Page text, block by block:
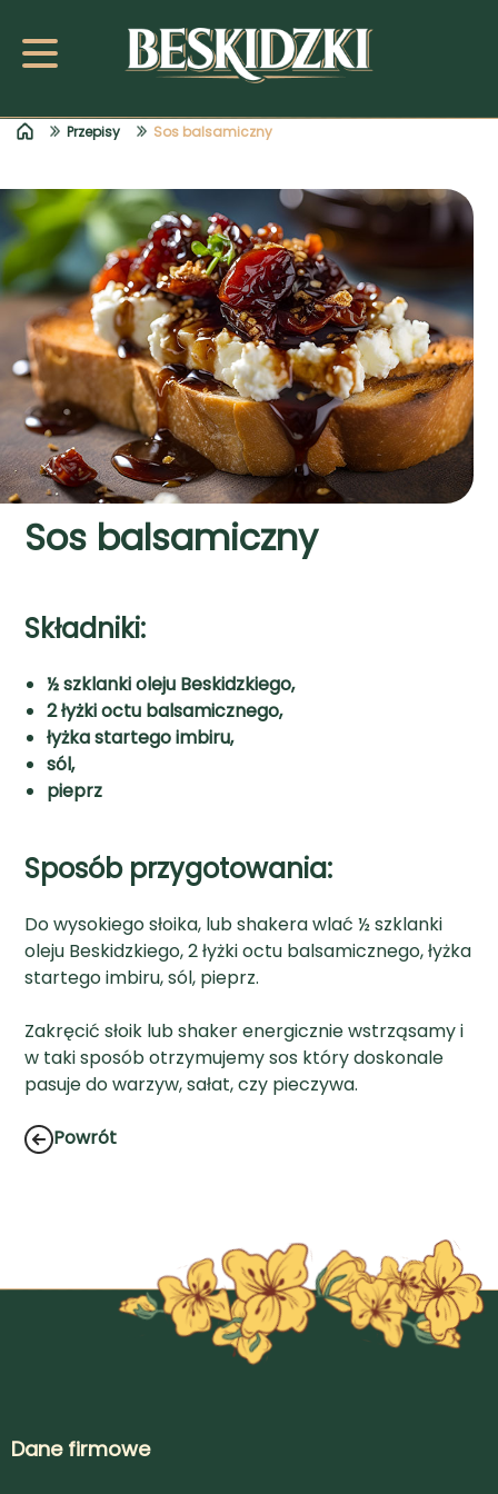
Przepisy Sos balsamiczny
Sos balsamiczny
Składniki:
½ szklanki oleju Beskidzkiego,
2 łyżki octu balsamicznego,
łyżka startego imbiru,
sól,
pieprz
Sposób przygotowania:
Do wysokiego słoika, lub shakera wlać ½ szklanki
oleju Beskidzkiego, 2 łyżki octu balsamicznego, łyżka
startego imbiru, sól, pieprz.
Zakręcić słoik lub shaker energicznie wstrząsamy i
w taki sposób otrzymujemy sos który doskonale
pasuje do warzyw, sałat, czy pieczywa.
Powrót
Dane firmowe